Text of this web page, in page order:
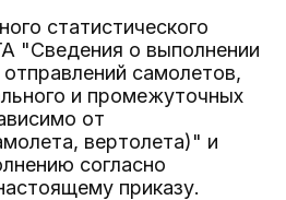
статистического
"Сведения о выполнении
самолетов,
и промежуточных
от
вертолета)" и
согласно
приказу.